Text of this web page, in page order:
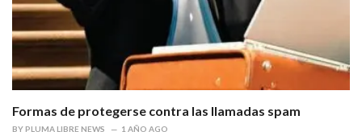
Formas de protegerse contra las llamadas spam
BY PLUMA LIBRE NEWS 1 AÑO AGO